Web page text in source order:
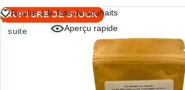
RUPTURE DE STOCK
Ajouter à la liste de souhaits
Aperçu rapide
Lire
la
suite